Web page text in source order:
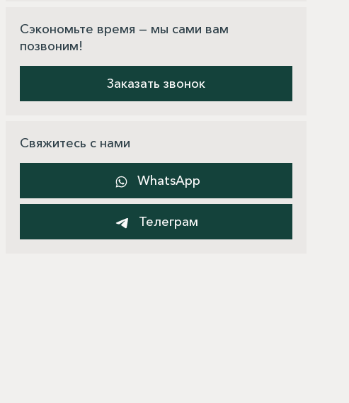
Сэкономьте время — мы сами вам
позвоним!
Заказать звонок
Свяжитесь с нами
WhatsApp
Телеграм